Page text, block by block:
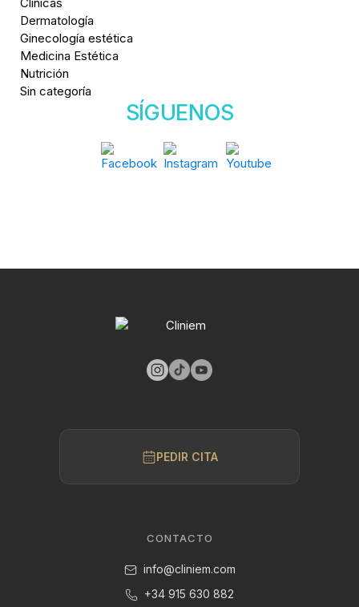
Dermatología
Ginecología estética
Medicina Estética
Nutrición
Sin categoría
SÍGUENOS
PEDIR CITA
CONTACTO
info@cliniem.com
+34 915 630 882